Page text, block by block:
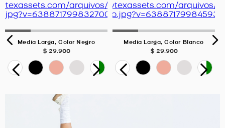
Media Larga, Color Negro
$ 29.900
Media Larga, Color Blanco
$ 29.900